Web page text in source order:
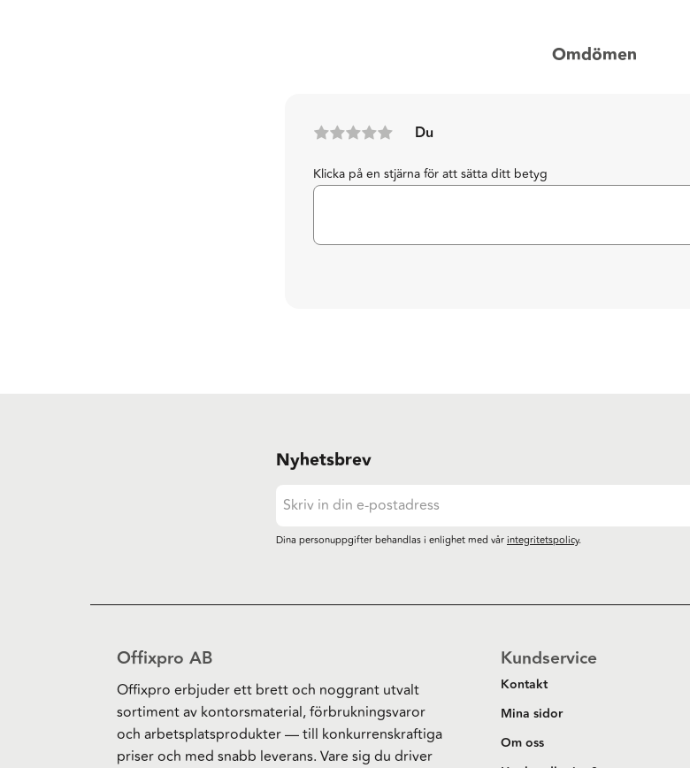
Omdömen
Du
Klicka på en stjärna för att sätta ditt betyg
Nyhetsbrev
Dina personuppgifter behandlas i enlighet med vårintegritetspolicy.
Offixpro AB
Offixpro erbjuder ett brett och noggrant utvalt
sortiment av kontorsmaterial, förbrukningsvaror
och arbetsplatsprodukter — till konkurrenskraftiga
priser och med snabb leverans. Vare sig du driver
Kundservice
Kontakt
Mina sidor
Om oss